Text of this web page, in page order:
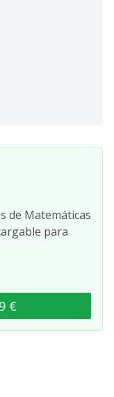
de Matemáticas
para
€